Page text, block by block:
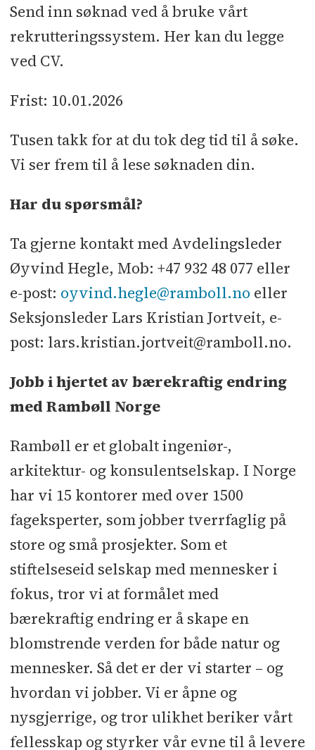
Send inn søknad ved å bruke vårt
rekrutteringssystem. Her kan du legge
ved CV.
Frist: 10.01.2026
Tusen takk for at du tok deg tid til å søke.
Vi ser frem til å lese søknaden din.
Har du spørsmål?
Ta gjerne kontakt med Avdelingsleder
Øyvind Hegle, Mob: +47 932 48 077 eller
e-post: oyvind.hegle@ramboll.no eller
Seksjonsleder Lars Kristian Jortveit, e-
post: lars.kristian.jortveit@ramboll.no.
Jobb i hjertet av bærekraftig endring
med Rambøll Norge
Rambøll er et globalt ingeniør-,
arkitektur- og konsulentselskap. I Norge
har vi 15 kontorer med over 1500
fageksperter, som jobber tverrfaglig på
store og små prosjekter. Som et
stiftelseseid selskap med mennesker i
fokus, tror vi at formålet med
bærekraftig endring er å skape en
blomstrende verden for både natur og
mennesker. Så det er der vi starter – og
hvordan vi jobber. Vi er åpne og
nysgjerrige, og tror ulikhet beriker vårt
fellesskap og styrker vår evne til å levere